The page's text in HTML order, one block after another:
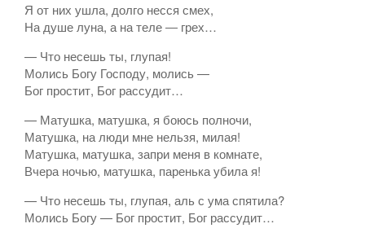
Я от них ушла, долго несся смех,
На душе луна, а на теле ― грех…
— Что несешь ты, глупая!
Молись Богу Господу, молись —
Бог простит, Бог рассудит…
— Матушка, матушка, я боюсь полночи,
Матушка, на люди мне нельзя, милая!
Матушка, матушка, запри меня в комнате,
Вчера ночью, матушка, паренька убила я!
— Что несешь ты, глупая, аль с ума спятила?
Молись Богу — Бог простит, Бог рассудит…